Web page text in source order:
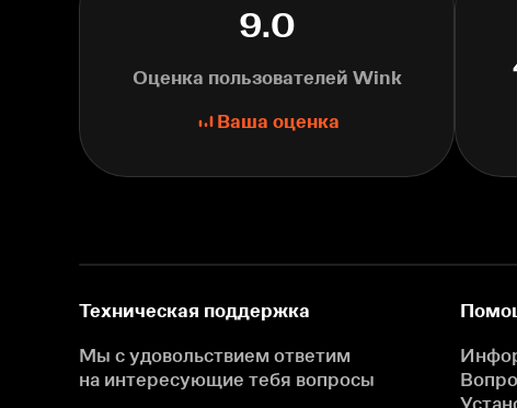
9.0
Оценка пользователей Wink
Ваша оценка
Техническая поддержка
Мы с удовольствием ответим
на интересующие тебя вопросы